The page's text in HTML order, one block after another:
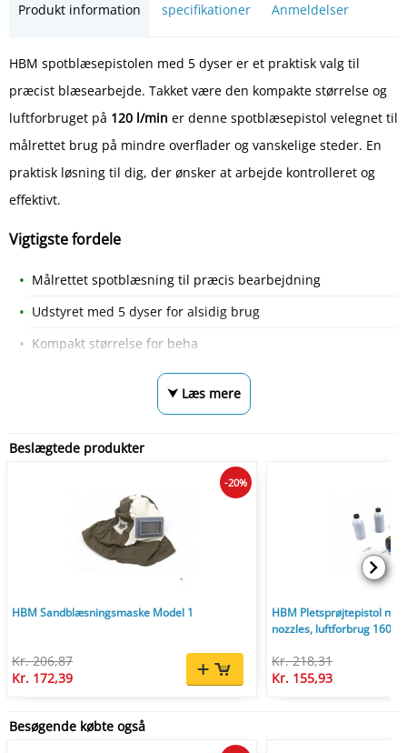
Produkt information specifikationer Anmeldelser
HBM spotblæsepistolen med 5 dyser er et praktisk valg til
præcist blæsearbejde. Takket være den kompakte størrelse og
luftforbruget på 120 l/min er denne spotblæsepistol velegnet til
målrettet brug på mindre overflader og vanskelige steder. En
praktisk løsning til dig, der ønsker at arbejde kontrolleret og
effektivt.
Vigtigste fordele
Målrettet spotblæsning til præcis bearbejdning
Udstyret med 5 dyser for alsidig brug
Kompakt størrelse for beha
⮟ Læs mere
Beslægtede produkter
HBM Sandblæsningsmaske Model 1
Kr. 206,87
Kr. 172,39
-20%
HBM Pletsprøjtepistol
nozzles, luftforbrug 160 l/
Kr. 218,31
Kr. 155,93
Besøgende købte også